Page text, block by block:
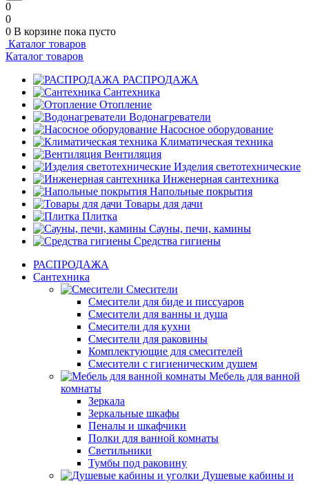
0
0
0 В корзине пока пусто
Каталог товаров
Каталог товаров
РАСПРОДАЖА
Сантехника
Отопление
Водонагреватели
Насосное оборудование
Климатическая техника
Вентиляция
Изделия светотехнические
Инженерная сантехника
Напольные покрытия
Товары для дачи
Плитка
Сауны, печи, камины
Средства гигиены
РАСПРОДАЖА
Сантехника
Смесители
Смесители для биде и писсуаров
Смесители для ванны и душа
Смесители для кухни
Смесители для раковины
Комплектующие для смесителей
Смесители с гигиеническим душем
Мебель для ванной
комнаты
Зеркала
Зеркальные шкафы
Пеналы и шкафчики
Полки для ванной комнаты
Светильники
Тумбы под раковину
Душевые кабины и